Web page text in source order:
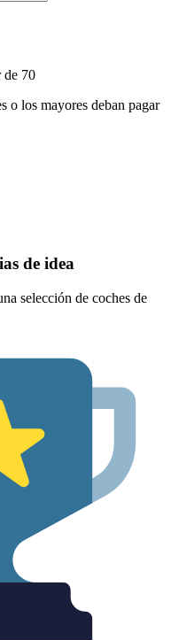
de 70
o los mayores deban pagar
de idea
selección de coches de